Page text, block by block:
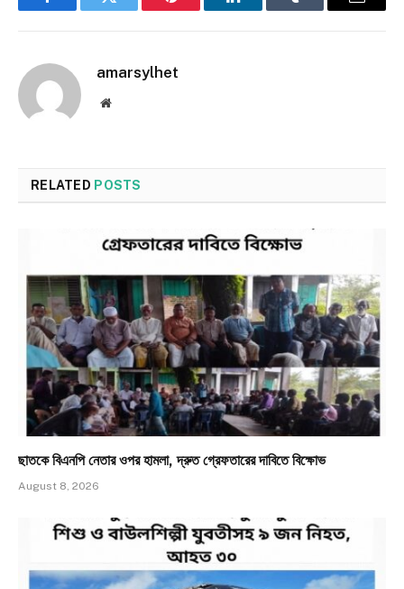
FacebookTwitter Pinterest LinkedInTumblr Email
amarsylhet
Website
RELATED POSTS
ছাতকে বিএনপি নেতার ওপর হামলা, দ্রুত গ্রেফতারের দাবিতে বিক্ষোভ
August 8, 2026